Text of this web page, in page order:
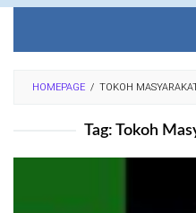
HOMEPAGE / TOKOH
Tag: Tokoh